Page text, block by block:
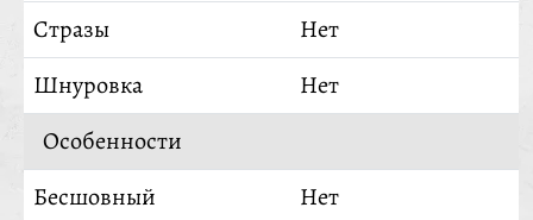
Стразы
Нет
Шнуровка
Нет
Особенности
Бесшовный
Нет